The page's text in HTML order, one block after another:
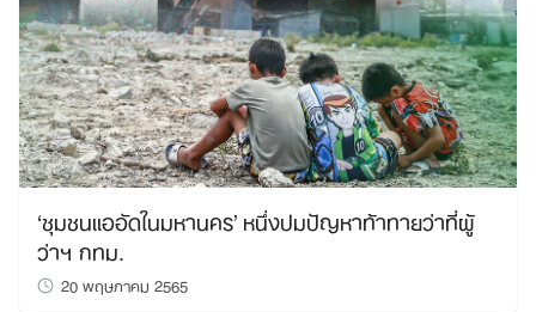
‘ชุมชนแออัดในมหานคร’ หนึ่งปมปัญหาท้าทายว่าที่ผู้
ว่าฯ กทม.
20 พฤษภาคม 2565